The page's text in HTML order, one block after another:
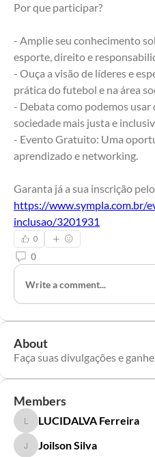
Por que participar?
- Amplie seu conhecimento
esporte, direito e
- Ouça a visão de líderes e
prática do futebol e na área
- Debata como podemos
sociedade mais justa e
- Evento Gratuito: Uma
aprendizado e networking.
https://www.sympla.com.br/
inclusao/3201931
0
0
Write a comment...
About
Faça suas divulgações e
Members
LUCIDALVA Ferreira
LUCIDALVA Ferreira
Joilson Silva
Joilson Silva